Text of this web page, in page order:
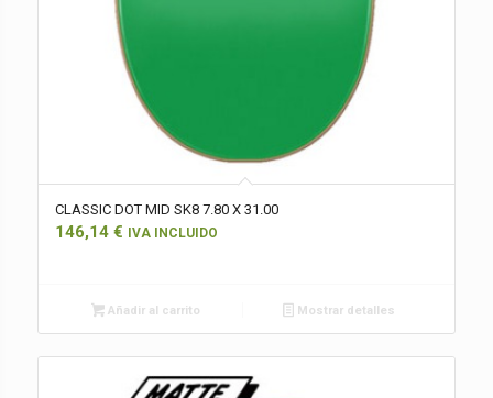
CLASSIC DOT MID SK8 7.80 X 31.00
146,14 € IVA INCLUIDO
Añadir al carrito Mostrar detalles